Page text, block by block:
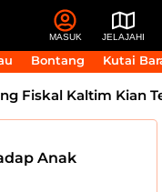
MASUK JELAJAHI
Bontang Kutai
Fiskal Kaltim Kian
Anak